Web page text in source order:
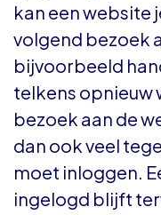
kan een website
volgend bezoek
bijvoorbeeld
telkens opnieuw
bezoek aan de
dan ook veel
moet inloggen.
ingelogd blijft